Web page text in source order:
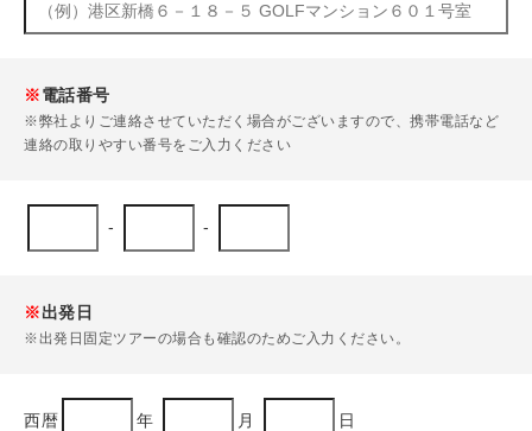
※電話番号
※弊社よりご連絡させていただく場合がございますので、携帯電話など
連絡の取りやすい番号をご入力ください
- -
※出発日
※出発日固定ツアーの場合も確認のためご入力ください。
西暦 年 月 日